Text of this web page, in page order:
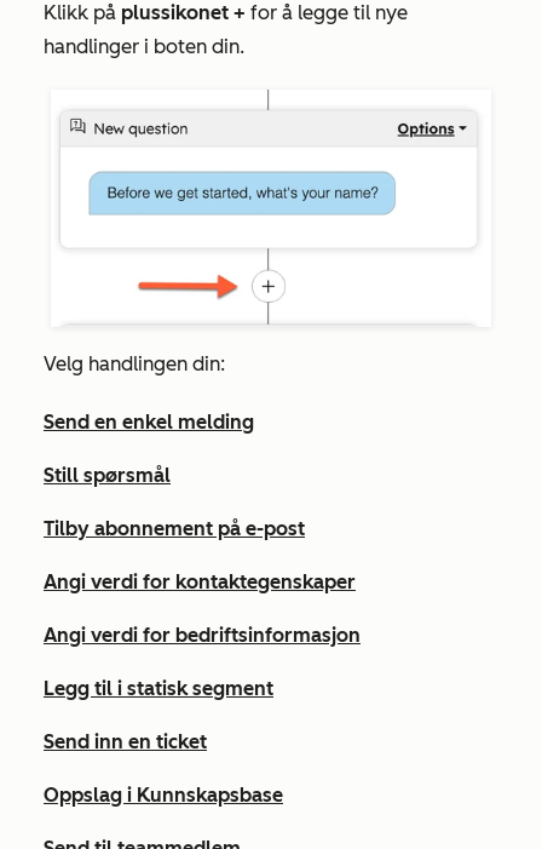
Klikk på plussikonet + for å legge til nye
handlinger i boten din.
Velg handlingen din:
Send en enkel melding
Still spørsmål
Tilby abonnement på e-post
Angi verdi for kontaktegenskaper
Angi verdi for bedriftsinformasjon
Legg til i statisk segment
Send inn en ticket
Oppslag i Kunnskapsbase